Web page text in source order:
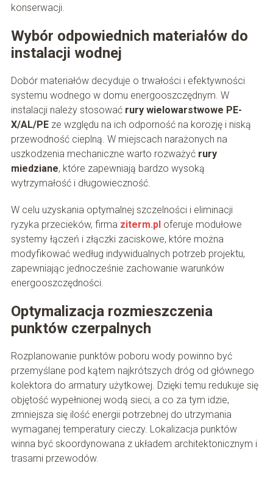
konserwacji.
Wybór odpowiednich materiałów do
instalacji wodnej
Dobór materiałów decyduje o trwałości i efektywności
systemu wodnego w domu energooszczędnym. W
instalacji należy stosować rury wielowarstwowe PE-
X/AL/PEze względu na ich odporność na korozję i niską
przewodność cieplną. W miejscach narażonych na
uszkodzenia mechaniczne warto rozważyć rury
miedziane, które zapewniają bardzo wysoką
wytrzymałość i długowieczność.
W celu uzyskania optymalnej szczelności i eliminacji
ryzyka przecieków, firma ziterm.ploferuje modułowe
systemy łączeń i złączki zaciskowe, które można
modyfikować według indywidualnych potrzeb projektu,
zapewniając jednocześnie zachowanie warunków
energooszczędności.
Optymalizacja rozmieszczenia
punktów czerpalnych
Rozplanowanie punktów poboru wody powinno być
przemyślane pod kątem najkrótszych dróg od głównego
kolektora do armatury użytkowej. Dzięki temu redukuje się
objętość wypełnionej wodą sieci, a co za tym idzie,
zmniejsza się ilość energii potrzebnej do utrzymania
wymaganej temperatury cieczy. Lokalizacja punktów
winna być skoordynowana z układem architektonicznym i
trasami przewodów.